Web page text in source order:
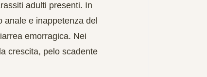
adulti presenti. In
anale e inappetenza del
emorragica. Nei
crescita, pelo scadente